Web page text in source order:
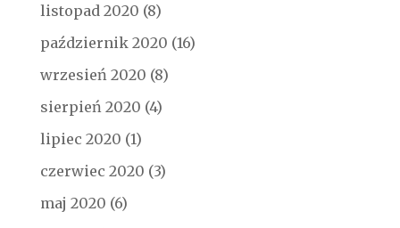
listopad 2020 (8)
październik 2020 (16)
wrzesień 2020 (8)
sierpień 2020 (4)
lipiec 2020 (1)
czerwiec 2020 (3)
maj 2020 (6)